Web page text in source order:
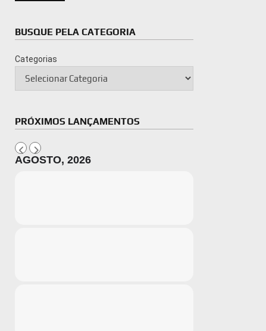
BUSQUE PELA CATEGORIA
Categorias
PRÓXIMOS LANÇAMENTOS
AGOSTO, 2026